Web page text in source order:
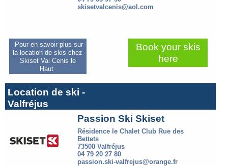
skisetvalcenis@aol.com
Pour en savoir plus sur
la location de skis chez
Skiset Val Cenis le
Haut
Book your skis
here
Location de ski -
Valfréjus
Passion Ski Skiset
Résidence le Chalet Club Rue des
Bettets
73500 Valfréjus
04 79 20 27 80
passion.ski-valfrejus@orange.fr